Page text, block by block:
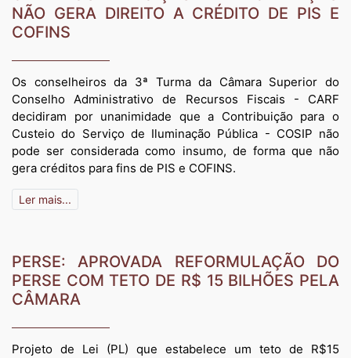
NÃO GERA DIREITO A CRÉDITO DE PIS E
COFINS
Os conselheiros da 3ª Turma da Câmara Superior do
Conselho Administrativo de Recursos Fiscais - CARF
decidiram por unanimidade que a Contribuição para o
Custeio do Serviço de Iluminação Pública - COSIP não
pode ser considerada como insumo, de forma que não
gera créditos para fins de PIS e COFINS.
Ler mais...
PERSE: APROVADA REFORMULAÇÃO DO
PERSE COM TETO DE R$ 15 BILHÕES PELA
CÂMARA
Projeto de Lei (PL) que estabelece um teto de R$15